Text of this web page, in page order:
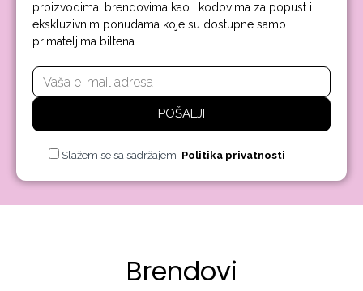
proizvodima, brendovima kao i kodovima za popust i
ekskluzivnim ponudama koje su dostupne samo
primateljima biltena.
POŠALJI
Slažem se sa sadržajem Politika privatnosti
Brendovi